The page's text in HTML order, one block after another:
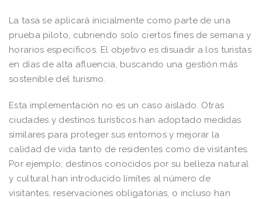
La tasa se aplicará inicialmente como parte de una
prueba piloto, cubriendo solo ciertos fines de semana y
horarios específicos. El objetivo es disuadir a los turistas
en días de alta afluencia, buscando una gestión más
sostenible del turismo.
Esta implementación no es un caso aislado. Otras
ciudades y destinos turísticos han adoptado medidas
similares para proteger sus entornos y mejorar la
calidad de vida tanto de residentes como de visitantes.
Por ejemplo, destinos conocidos por su belleza natural
y cultural han introducido límites al número de
visitantes, reservaciones obligatorias, o incluso han